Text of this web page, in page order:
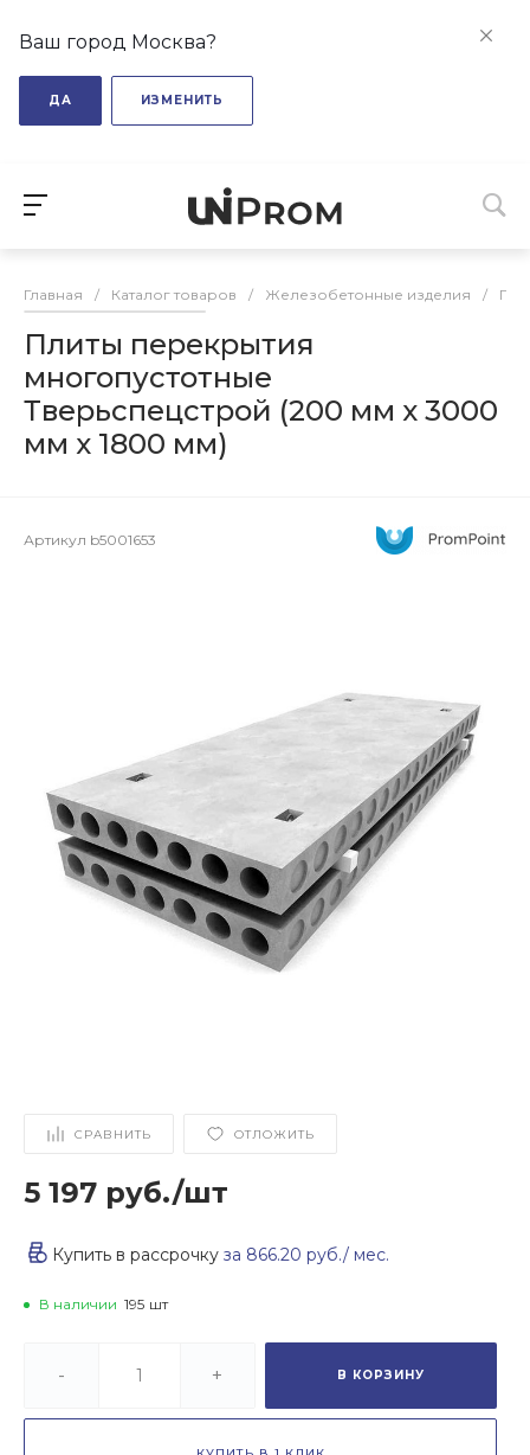
Ваш город Москва?
ДА ИЗМЕНИТЬ
Главная / Каталог товаров / Железобетонные изделия /
Плиты перекрытия
многопустотные
Тверьспецстрой (200 мм х 3000
мм х 1800 мм)
Артикул b5001653
СРАВНИТЬ ОТЛОЖИТЬ
5 197 руб./шт
Купить в рассрочку за 866.20 руб./ мес.
В наличии 195 шт
- + В КОРЗИНУ